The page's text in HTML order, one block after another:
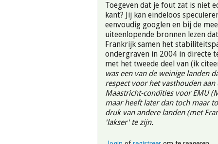
Toegeven dat je fout zat is niet
kant? Jij kan eindeloos
eenvoudig googlen en bij de
uiteenlopende bronnen lezen
Frankrijk samen het
ondergraven in 2004 in directe
met het tweede deel van (ik
was een van de weinige landen
respect voor het vasthouden aan
Maastricht-condities voor EMU
maar heeft later dan toch maar
druk van andere landen (met
'lakser' te zijn.